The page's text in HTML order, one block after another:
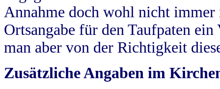
Annahme doch wohl nicht
Ortsangabe für den Taufpaten
man aber von der Richtigkeit
Zusätzliche Angaben im